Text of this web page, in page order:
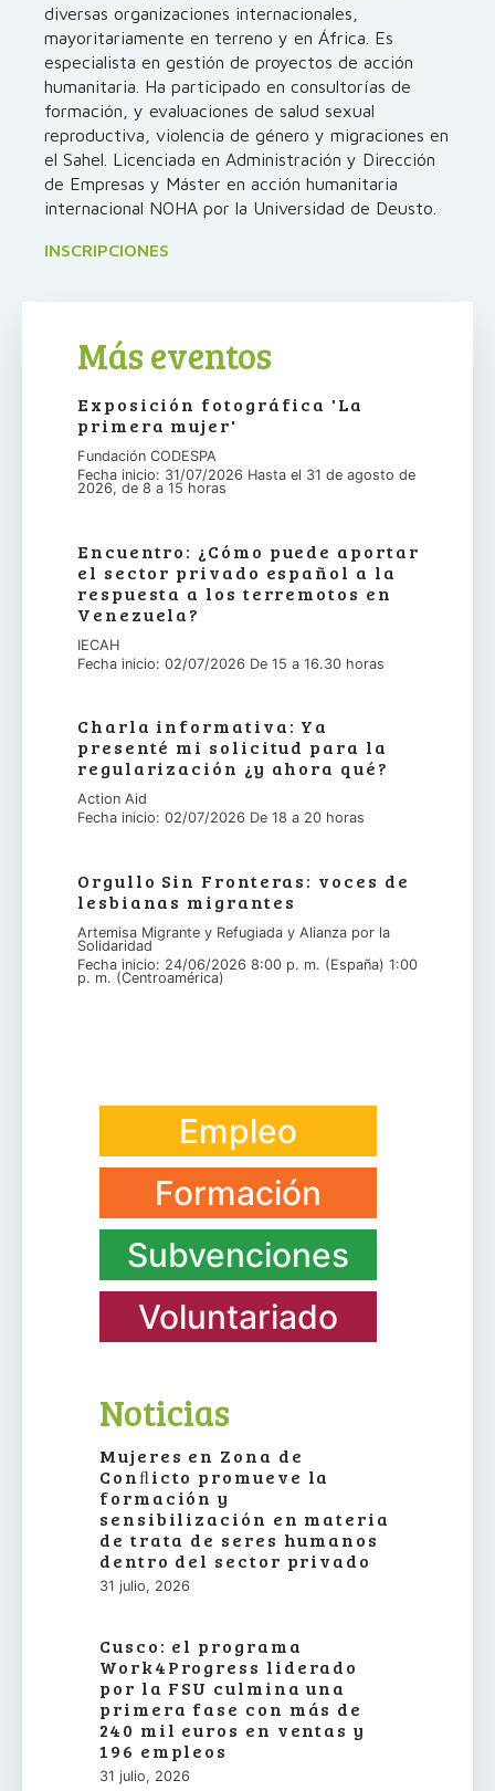
diversas organizaciones internacionales,
mayoritariamente en terreno y en África. Es
especialista en gestión de proyectos de acción
humanitaria. Ha participado en consultorías de
formación, y evaluaciones de salud sexual
reproductiva, violencia de género y migraciones en
el Sahel. Licenciada en Administración y Dirección
de Empresas y Máster en acción humanitaria
internacional NOHA por la Universidad de Deusto.
INSCRIPCIONES
Más eventos
Exposición fotográfica 'La
primera mujer'
Fundación CODESPA
Fecha inicio: 31/07/2026 Hasta el 31 de agosto de
2026, de 8 a 15 horas
Encuentro: ¿Cómo puede aportar
el sector privado español a la
respuesta a los terremotos en
Venezuela?
IECAH
Fecha inicio: 02/07/2026 De 15 a 16.30 horas
Charla informativa: Ya
presenté mi solicitud para la
regularización ¿y ahora qué?
Action Aid
Fecha inicio: 02/07/2026 De 18 a 20 horas
Orgullo Sin Fronteras: voces de
lesbianas migrantes
Artemisa Migrante y Refugiada y Alianza por la
Solidaridad
Fecha inicio: 24/06/2026 8:00 p. m. (España) 1:00
p. m. (Centroamérica)
Empleo
Formación
Subvenciones
Voluntariado
Noticias
Mujeres en Zona de
Conﬂicto promueve la
formación y
sensibilización en materia
de trata de seres humanos
dentro del sector privado
31 julio, 2026
Cusco: el programa
Work4Progress liderado
por la FSU culmina una
primera fase con más de
240 mil euros en ventas y
196 empleos
31 julio, 2026